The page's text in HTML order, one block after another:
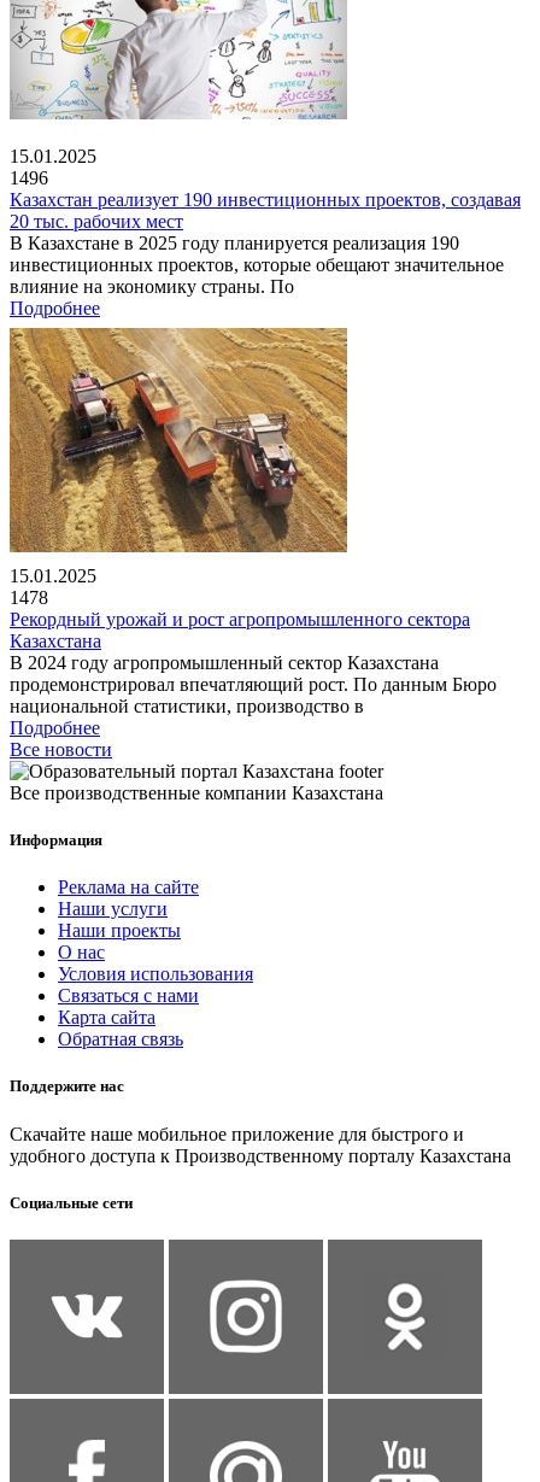
15.01.2025
1496
Казахстан реализует 190 инвестиционных проектов, создавая
20 тыс. рабочих мест
В Казахстане в 2025 году планируется реализация 190
инвестиционных проектов, которые обещают значительное
влияние на экономику страны. По
Подробнее
15.01.2025
1478
Рекордный урожай и рост агропромышленного сектора
Казахстана
В 2024 году агропромышленный сектор Казахстана
продемонстрировал впечатляющий рост. По данным Бюро
национальной статистики, производство в
Подробнее
Все новости
Все производственные компании Казахстана
Информация
Реклама на сайте
Наши услуги
Наши проекты
О нас
Условия использования
Связаться с нами
Карта сайта
Обратная связь
Поддержите нас
Скачайте наше мобильное приложение для быстрого и
удобного доступа к Производственному порталу Казахстана
Социальные сети